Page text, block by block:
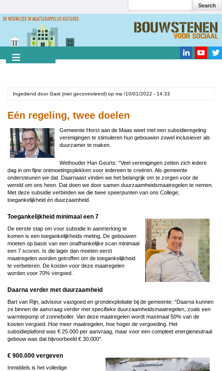
naar
gaan
Search
Ingediend doorGast (niet gecontroleerd) op ma /10/01/2022 - 14:33
Eén regeling, twee doelen
Gemeente Horst aan de Maas weet met een subsidieregeling
verenigingen te stimuleren hun gebouwen zowel inclusiever als
duurzamer te maken.
Wethouder Han Geurts: “Veel verenigingen zetten zich iedere
dag in om fijne ontmoetingsplekken voor iedereen te creëren. Als gemeente
ondersteunen we dat. Daarnaast vinden we het belangrijk om te zorgen voor de
wereld om ons heen. Dat doen we door samen duurzaamheidsmaatregelen te nemen.
Met deze subsidie verbinden we die twee speerpunten van ons College;
toegankelijkheid én duurzaamheid.
Toegankelijkheid minimaal een 7
De eerste stap om voor subsidie in aanmerking te
komen is een toegankelijkheids-meting. De gebouwen
moeten op basis van een onafhankelijke scan minimaal
een 7 scoren. Is die lager dan moeten eerst
maatregelen worden getroffen om de toegankelijkheid
te verbeteren. De kosten voor deze maatregelen
worden voor 70% vergoed.
Daarna verder met duurzaamheid
Bart van Rijn, adviseur vastgoed en grondexploitatie bij de gemeente: “Daarna kunnen
ze binnen de aanvraag verder met specifieke duurzaamheidsmaatregelen, zoals een
warmtepomp of zonneboiler. Van deze maatregelen wordt maximaal 50% van de
kosten vergoed. Hoe meer maatregelen, hoe hoger de vergoeding. Het
subsidieplafond was € 25.000 per aanvraag, maar voor een compleet energieneutraal
gebouw was dat bijvoorbeeld € 30.000”.
€ 900.000 vergeven
Inmiddels is het volledige